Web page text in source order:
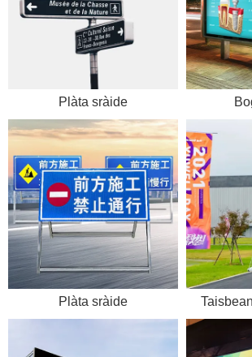
Plàta sràide
Plàta sràide